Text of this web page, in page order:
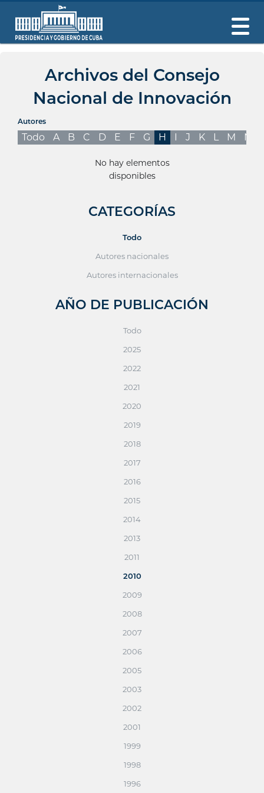
Archivos del Consejo
Nacional de Innovación
Autores
Todo A B C D E F G H I J K L M N
No hay elementos
disponibles
CATEGORÍAS
Todo
Autores nacionales
Autores internacionales
AÑO DE PUBLICACIÓN
Todo
2025
2022
2021
2020
2019
2018
2017
2016
2015
2014
2013
2011
2010
2009
2008
2007
2006
2005
2003
2002
2001
1999
1998
1996